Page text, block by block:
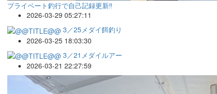
プライベート釣行で自己記録更新‼️
2026-03-29 05:27:11
3／25メダイ餌釣り
2026-03-25 18:03:30
3／21メダイルアー
2026-03-21 22:27:59